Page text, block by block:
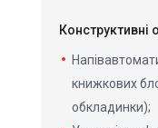
Конструктивні
книжкових
обкладинки);